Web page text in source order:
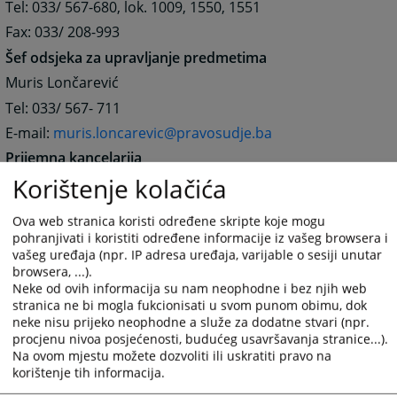
Tel: 033/ 567-680, lok. 1009, 1550, 1551
Fax: 033/ 208-993
Šef odsjeka za upravljanje predmetima
Muris Lončarević
Tel: 033/ 567- 711
E-mail: muris.loncarevic@pravosudje.ba
Prijemna kancelarija
Tel: 033/ 567-680, lok. 1003
Apostille ovjere
Kontakt osoba Adnan Pandžo
Tel: 033/ 567-755
Računovodstvo
Šef Amina Vrabac
E-mail:amina.vrabac@pravosudje.ba
Tel. 033/ 567-680, lok. 1462
Tel. 033/567-713
Korištenje kolačića
Ova web stranica koristi određene skripte koje mogu
pohranjivati i koristiti određene informacije iz vašeg browsera i
vašeg uređaja (npr. IP adresa uređaja, varijable o sesiji unutar
browsera, ...).
Neke od ovih informacija su nam neophodne i bez njih web
stranica ne bi mogla fukcionisati u svom punom obimu, dok
neke nisu prijeko neophodne a služe za dodatne stvari (npr.
procjenu nivoa posjećenosti, budućeg usavršavanja stranice...).
Na ovom mjestu možete dozvoliti ili uskratiti pravo na
korištenje tih informacija.